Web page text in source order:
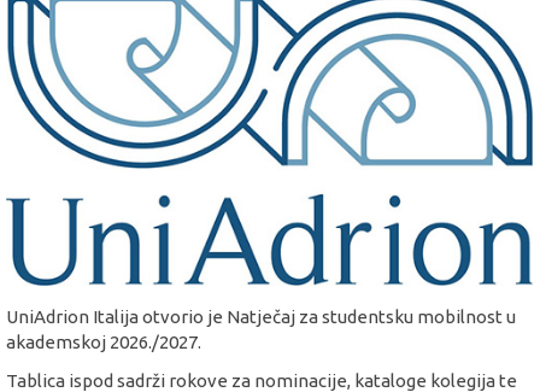
UniAdrion Italija otvorio je Natječaj za studentsku mobilnost u
akademskoj 2026./2027.
Tablica ispod sadrži rokove za nominacije, kataloge kolegija te